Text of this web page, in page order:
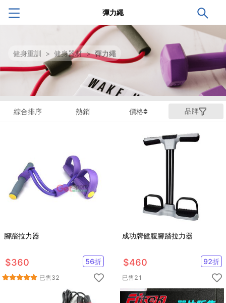
彈力繩
健身重訓 > 健身器材 > 彈力繩
綜合排序 熱銷 價格 品牌
腳踏拉力器
$360 56折
已售32
成功牌健腹腳踏拉力器
$460 92折
已售21